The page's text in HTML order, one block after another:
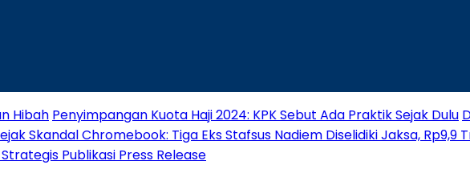
Hibah Penyimpangan Kuota Haji 2024: KPK Sebut Ada Praktik Sejak Dulu
Skandal Chromebook: Tiga Eks Stafsus Nadiem Diselidiki Jaksa, Rp9,9
Publikasi Press Release